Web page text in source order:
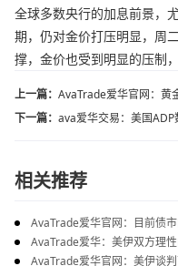
全球多数央行的加息前景，
期，仍对金价打压明显，周
撑，金价也受到明显的压制
上一篇： AvaTrade爱华官网：黄
下一篇： ava爱华交易：美国
相关推荐
AvaTrade爱华官网：目前债
势
AvaTrade爱华：美伊双方理
AvaTrade爱华官网：美伊谈